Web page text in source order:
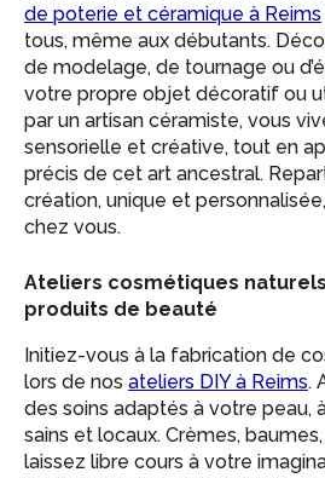
de poterie et céramique à Reims
tous, même aux débutants.
de modelage, de tournage ou
votre propre objet décoratif ou
par un artisan céramiste, vous
sensorielle et créative, tout en
précis de cet art ancestral.
création, unique et
chez vous.
Ateliers cosmétiques
produits de beauté
Initiez-vous à la fabrication de
lors de nos ateliers DIY à Reims.
des soins adaptés à votre peau,
sains et locaux. Crèmes,
laissez libre cours à votre